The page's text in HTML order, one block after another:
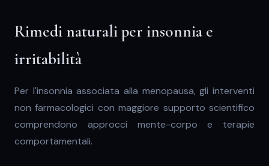
Rimedi naturali per insonnia e
irritabilità
Per l'insonnia associata alla menopausa, gli interventi
non farmacologici con maggiore supporto scientifico
comprendono approcci mente-corpo e terapie
comportamentali.